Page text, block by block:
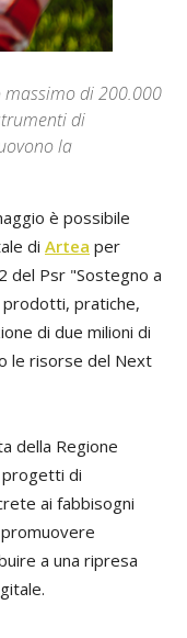
di 200.000
di
la
è possibile
di Artea per
del Psr "Sostegno a
pratiche,
di due milioni di
le risorse del Next
della Regione
progetti di
ai fabbisogni
a una ripresa